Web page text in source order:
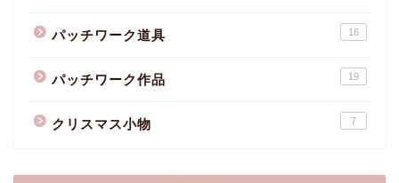
パッチワーク道具 16
パッチワーク作品 19
クリスマス小物 7